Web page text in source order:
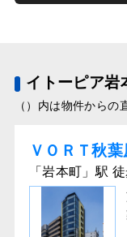
イトーピア岩
（）内は物件からの
ＶＯＲＴ秋
「岩本町」駅